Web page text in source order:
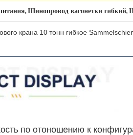
, Шинопровод вагонетки гибкий,
крана 10 тонн гибкое
по отоношению к